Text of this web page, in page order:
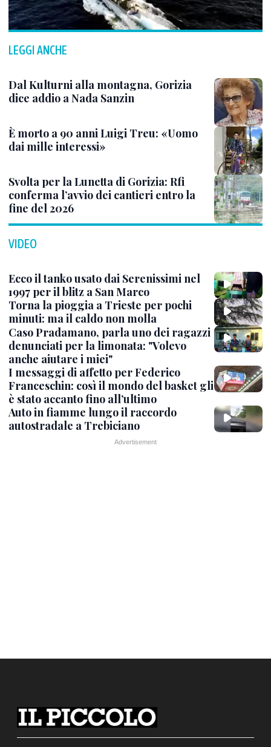
LEGGI ANCHE
Dal Kulturni alla montagna, Gorizia
dice addio a Nada Sanzin
È morto a 90 anni Luigi Treu: «Uomo
dai mille interessi»
Svolta per la Lunetta di Gorizia: Rfi
conferma l’avvio dei cantieri entro la
fine del 2026
VIDEO
Ecco il tanko usato dai Serenissimi nel
1997 per il blitz a San Marco
Torna la pioggia a Trieste per pochi
minuti: ma il caldo non molla
Caso Pradamano, parla uno dei ragazzi
denunciati per la limonata: "Volevo
anche aiutare i miei"
I messaggi di affetto per Federico
Franceschin: così il mondo del basket gli
è stato accanto fino all’ultimo
Auto in fiamme lungo il raccordo
autostradale a Trebiciano